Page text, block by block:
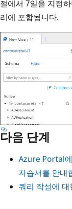
절에서 7일을 지정
리에 포함됩니다.
다음 단계
Azure Portal
자습서를 안내
쿼리 작성에